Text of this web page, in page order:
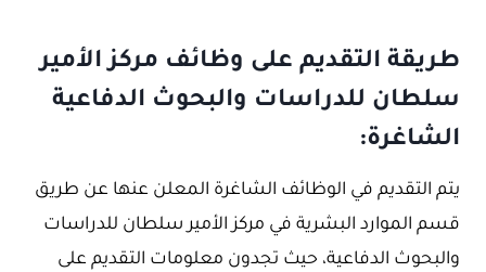
طريقة التقديم على وظائف مركز الأمير
سلطان للدراسات والبحوث الدفاعية
الشاغرة:
يتم التقديم في الوظائف الشاغرة المعلن عنها عن طريق
قسم الموارد البشرية في مركز الأمير سلطان للدراسات
والبحوث الدفاعية، حيث تجدون معلومات التقديم على